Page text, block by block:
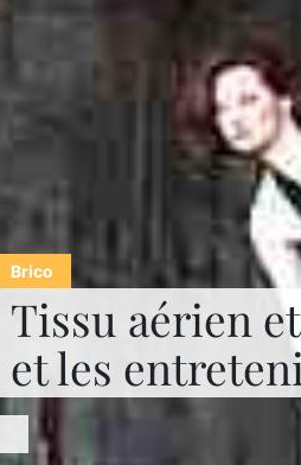
Brico
Tissu aérien
et les